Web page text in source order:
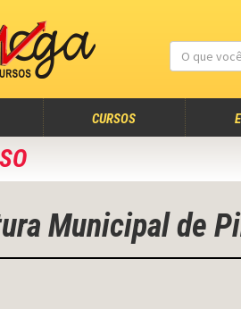
CURSOS
Municipal de